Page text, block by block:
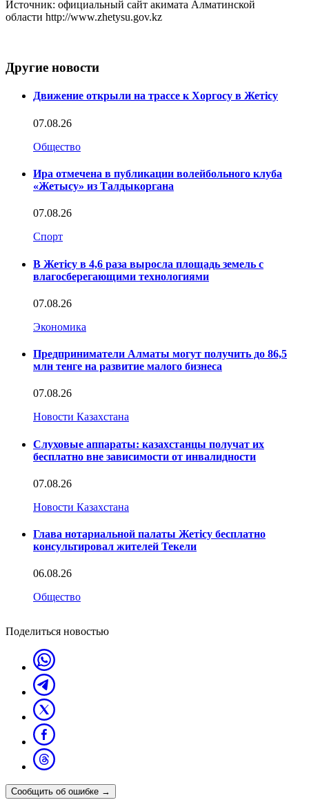
Источник: официальный сайт акимата Алматинской
области http://www.zhetysu.gov.kz
Другие новости
Движение открыли на трассе к Хоргосу в Жетісу
07.08.26
Общество
Ира отмечена в публикации волейбольного клуба
«Жетысу» из Талдыкоргана
07.08.26
Спорт
В Жетісу в 4,6 раза выросла площадь земель с
влагосберегающими технологиями
07.08.26
Экономика
Предприниматели Алматы могут получить до 86,5
млн тенге на развитие малого бизнеса
07.08.26
Новости Казахстана
Слуховые аппараты: казахстанцы получат их
бесплатно вне зависимости от инвалидности
07.08.26
Новости Казахстана
Глава нотариальной палаты Жетісу бесплатно
консультировал жителей Текели
06.08.26
Общество
Поделиться новостью
Сообщить об ошибке →